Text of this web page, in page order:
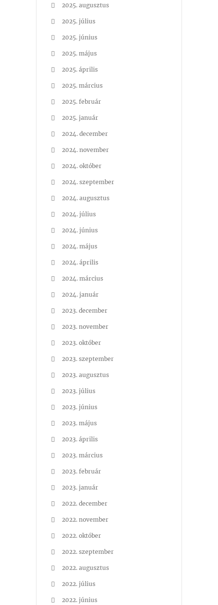
2025. augusztus
2025. július
2025. június
2025. május
2025. április
2025. március
2025. február
2025. január
2024. december
2024. november
2024. október
2024. szeptember
2024. augusztus
2024. július
2024. június
2024. május
2024. április
2024. március
2024. január
2023. december
2023. november
2023. október
2023. szeptember
2023. augusztus
2023. július
2023. június
2023. május
2023. április
2023. március
2023. február
2023. január
2022. december
2022. november
2022. október
2022. szeptember
2022. augusztus
2022. július
2022. június